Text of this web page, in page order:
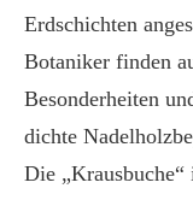
Erdschichten
Botaniker finden
Besonderheiten
dichte
Die „Krausbuche“